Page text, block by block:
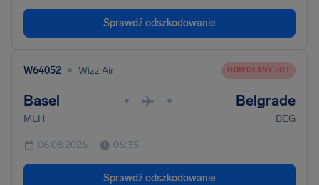
Sprawdź odszkodowanie
W64052 • Wizz Air ODWOŁANY LOT
Basel • • Belgrade
MLH BEG
06.08.2026 06:35
Sprawdź odszkodowanie